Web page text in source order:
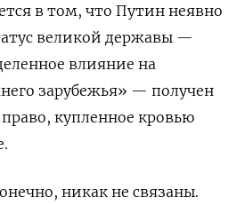
в том, что Путин неявно
великой державы —
влияние на
зарубежья» — получен
купленное кровью
никак не связаны.